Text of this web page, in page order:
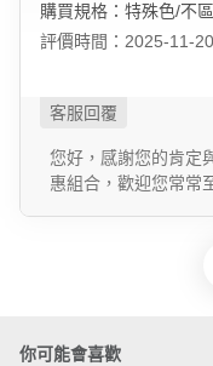
購買規格：特殊色/不
評價時間：2025-11-
您好，感謝您的肯定
惠組合，歡迎您常常
你可能會喜歡